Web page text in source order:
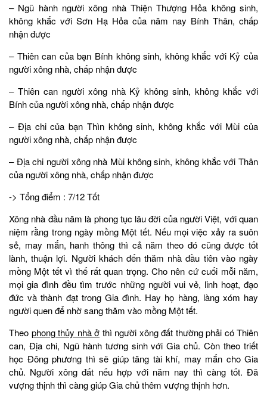
– Ngũ hành người xông nhà Thiện Thượng Hỏa không sinh,
không khắc với Sơn Hạ Hỏa của năm nay Bính Thân, chấp
nhận được
– Thiên can của bạn Bính không sinh, không khắc với Kỷ của
người xông nhà, chấp nhận được
– Thiên can người xông nhà Kỷ không sinh, không khắc với
Bính của người xông nhà, chấp nhận được
– Địa chi của bạn Thìn không sinh, không khắc với Mùi của
người xông nhà, chấp nhận được
– Địa chi người xông nhà Mùi không sinh, không khắc với Thân
của người xông nhà, chấp nhận được
-> Tổng điểm : 7/12 Tốt
Xông nhà đầu năm là phong tục lâu đời của người Việt, với quan
niệm rằng trong ngày mồng Một tết. Nếu mọi việc xảy ra suôn
sẻ, may mắn, hanh thông thì cả năm theo đó cũng được tốt
lành, thuận lợi. Người khách đến thăm nhà đầu tiên vào ngày
mồng Một tết vì thế rất quan trọng. Cho nên cứ cuối mỗi năm,
mọi gia đình đều tìm trước những người vui vẻ, linh hoạt, đạo
đức và thành đạt trong Gia đình. Hay họ hàng, làng xóm hay
người quen để nhờ sang thăm vào mồng Một tết.
Theo phong thủy nhà ở thì người xông đất thường phải có Thiên
can, Địa chi, Ngũ hành tương sinh với Gia chủ. Còn theo triết
học Đông phương thì sẽ giúp tăng tài khí, may mắn cho Gia
chủ. Người xông đất nếu hợp với năm nay thì càng tốt. Đã
vượng thịnh thì càng giúp Gia chủ thêm vượng thịnh hơn.